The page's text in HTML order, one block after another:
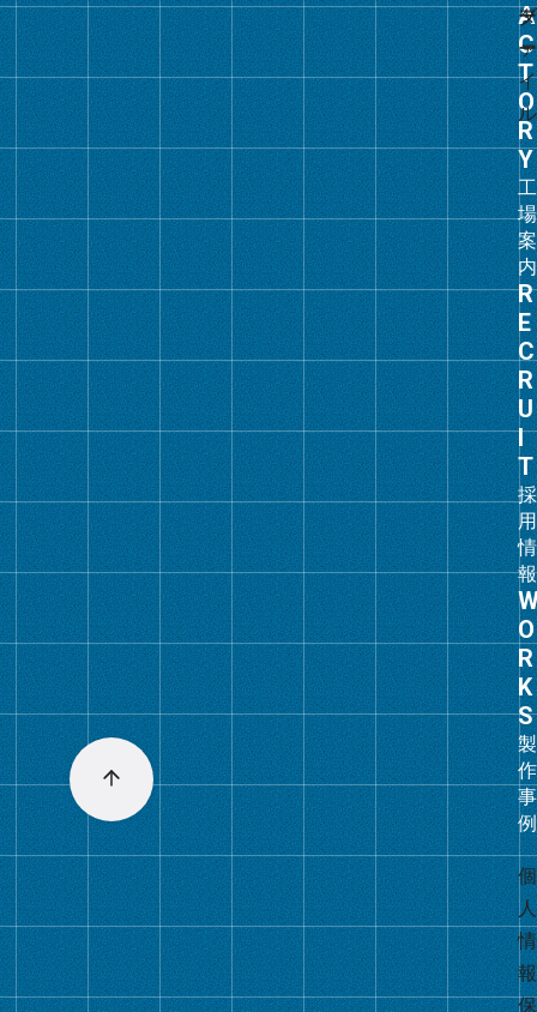
工
場
案
内
ル
ー
プ
リ
ン
ク
採
用
情
報
グ
ル
ー
プ
リ
ン
ク
製
作
事
例
グ
ル
ー
プ
リ
ン
ク
ダ
ー
ー
フ
ァ
イ
ル
個
人
情
報
保